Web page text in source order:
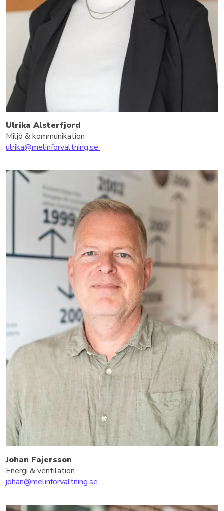
Ulrika Alsterfjord
Miljö & kommunikation
ulrika@melinforvaltning.se
Johan Fajersson
Energi & ventilation
johan@melinforvaltning.se